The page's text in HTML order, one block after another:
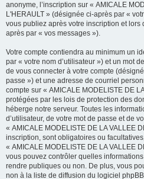
anonyme, l’inscription sur « AMICALE
L'HERAULT » (désignée ci-après par «
vous publiez après votre inscription et
après par « vos messages »).
Votre compte contiendra au minimum un
par « votre nom d’utilisateur ») et un mot
de vous connecter à votre compte
passe ») et une adresse de courriel
compte sur « AMICALE MODELISTE DE
protégées par les lois de protection des
héberge notre serveur. Toutes les
d’utilisateur, de votre mot de passe et de
« AMICALE MODELISTE DE LA VALLEE
inscription, sont obligatoires ou
« AMICALE MODELISTE DE LA VALLEE
vous pouvez contrôler quelles
rendre publiques ou non. De plus, vous
non à la liste de diffusion du logiciel